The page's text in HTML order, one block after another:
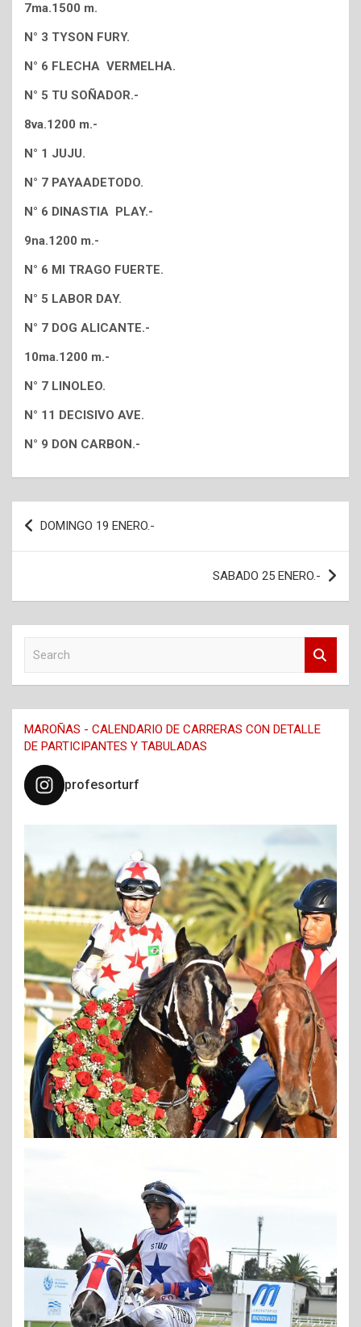
7ma.1500 m.
N° 3 TYSON FURY.
N° 6 FLECHA VERMELHA.
N° 5 TU SOÑADOR.-
8va.1200 m.-
N° 1 JUJU.
N° 7 PAYAADETODO.
N° 6 DINASTIA PLAY.-
9na.1200 m.-
N° 6 MI TRAGO FUERTE.
N° 5 LABOR DAY.
N° 7 DOG ALICANTE.-
10ma.1200 m.-
N° 7 LINOLEO.
N° 11 DECISIVO AVE.
N° 9 DON CARBON.-
Navegación
de
DOMINGO 19 ENERO.-
SABADO 25 ENERO.-
c
h
MAROÑAS - CALENDARIO DE CARRERAS CON DETALLE
DE PARTICIPANTES Y TABULADAS
profesorturf